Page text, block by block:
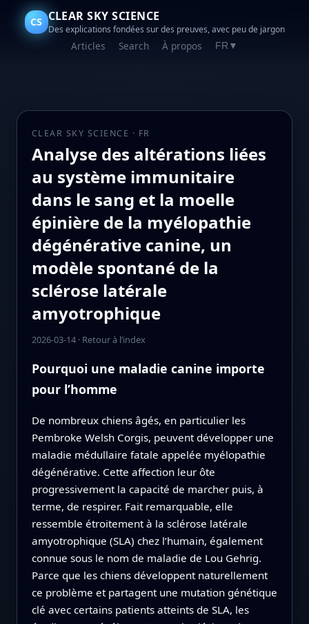
CS CLEAR SKY SCIENCE
Des explications fondées sur des preuves, avec peu de jargon
Articles Search À propos FR ▼
CLEAR SKY SCIENCE · FR
Analyse des altérations liées
au système immunitaire
dans le sang et la moelle
épinière de la myélopathie
dégénérative canine, un
modèle spontané de la
sclérose latérale
amyotrophique
2026-03-14· Retour à l’index
Pourquoi une maladie canine importe
pour l’homme
De nombreux chiens âgés, en particulier les
Pembroke Welsh Corgis, peuvent développer une
maladie médullaire fatale appelée myélopathie
dégénérative. Cette affection leur ôte
progressivement la capacité de marcher puis, à
terme, de respirer. Fait remarquable, elle
ressemble étroitement à la sclérose latérale
amyotrophique (SLA) chez l’humain, également
connue sous le nom de maladie de Lou Gehrig.
Parce que les chiens développent naturellement
ce problème et partagent une mutation génétique
clé avec certains patients atteints de SLA, les